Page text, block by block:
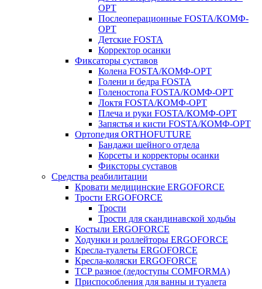
ОРТ
Послеоперационные FOSTA/КОМФ-
ОРТ
Детские FOSTA
Корректор осанки
Фиксаторы суставов
Колена FOSTA/КОМФ-ОРТ
Голени и бедра FOSTA
Голеностопа FOSTA/КОМФ-ОРТ
Локтя FOSTA/КОМФ-ОРТ
Плеча и руки FOSTA/КОМФ-ОРТ
Запястья и кисти FOSTA/КОМФ-ОРТ
Ортопедия ORTHOFUTURE
Бандажи шейного отдела
Корсеты и корректоры осанки
Фиксторы суставов
Средства реабилитации
Кровати медицинские ERGOFORCE
Трости ERGOFORCE
Трости
Трости для скандинавской ходьбы
Костыли ERGOFORCE
Ходунки и роллейторы ERGOFORCE
Кресла-туалеты ERGOFORCE
Кресла-коляски ERGOFORCE
ТСР разное (ледоступы COMFORMA)
Приспособления для ванны и туалета